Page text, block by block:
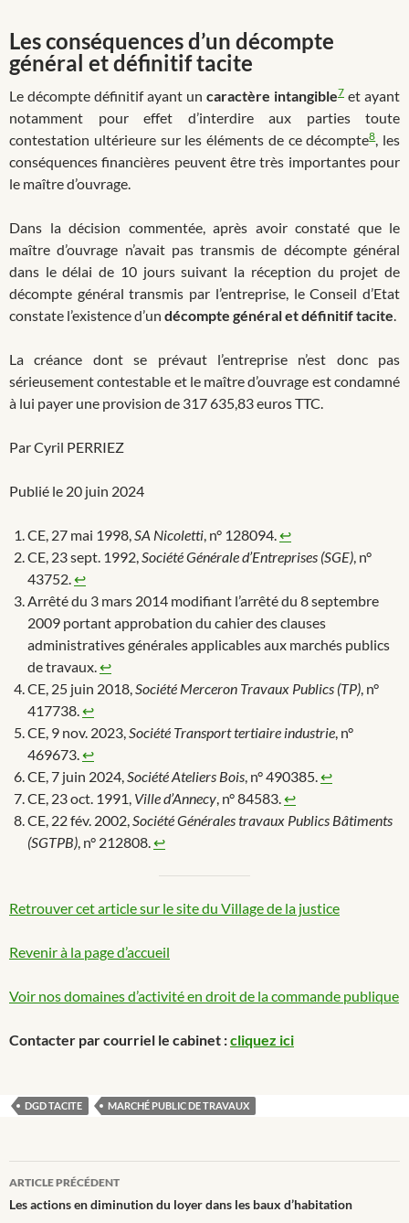
Les conséquences d’un décompte
général et définitif tacite
Le décompte définitif ayant un caractère intangible7 et ayant
notamment pour effet d’interdire aux parties toute
contestation ultérieure sur les éléments de ce décompte8, les
conséquences financières peuvent être très importantes pour
le maître d’ouvrage.
Dans la décision commentée, après avoir constaté que le
maître d’ouvrage n’avait pas transmis de décompte général
dans le délai de 10 jours suivant la réception du projet de
décompte général transmis par l’entreprise, le Conseil d’Etat
constate l’existence d’un décompte général et définitif tacite.
La créance dont se prévaut l’entreprise n’est donc pas
sérieusement contestable et le maître d’ouvrage est condamné
à lui payer une provision de 317 635,83 euros TTC.
Par Cyril PERRIEZ
Publié le 20 juin 2024
CE, 27 mai 1998,SA Nicoletti, n° 128094.↩︎
CE, 23 sept. 1992,Société Générale d’Entreprises (SGE), n°
43752.↩︎
Arrêté du 3 mars 2014 modifiant l’arrêté du 8 septembre
2009 portant approbation du cahier des clauses
administratives générales applicables aux marchés publics
de travaux.↩︎
CE, 25 juin 2018,Société Merceron Travaux Publics (TP), n°
417738.↩︎
CE, 9 nov. 2023,Société Transport tertiaire industrie, n°
469673.↩︎
CE, 7 juin 2024,Société Ateliers Bois, n° 490385.↩︎
CE, 23 oct. 1991, Ville d’Annecy, n° 84583.↩︎
CE, 22 fév. 2002,Société Générales travaux Publics Bâtiments
(SGTPB), n° 212808.↩︎
Retrouver cet article sur le site du Village de la justice
Revenir à la page d’accueil
Voir nos domaines d’activité en droit de la commande publique
Contacter par courriel le cabinet :cliquez ici
DGD TACITE MARCHÉ PUBLIC DE TRAVAUX
Navigation
des
ARTICLE PRÉCÉDENT
Les actions en diminution du loyer dans les baux d’habitation